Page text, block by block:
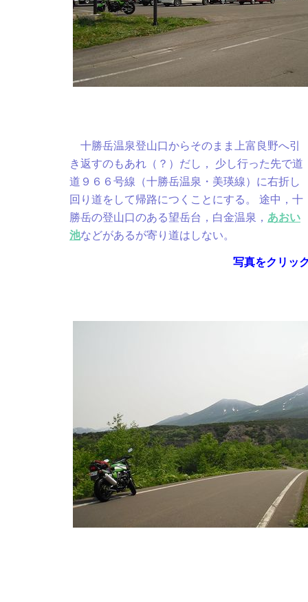
十勝岳温泉登山口からそのまま上富良野へ引
き返すのもあれ（？）だし， 少し行った先で道
道９６６号線（十勝岳温泉・美瑛線）に右折し
回り道をして帰路につくことにする。 途中，十
勝岳の登山口のある望岳台，白金温泉， あおい
池などがあるが寄り道はしない。
写真をクリッ